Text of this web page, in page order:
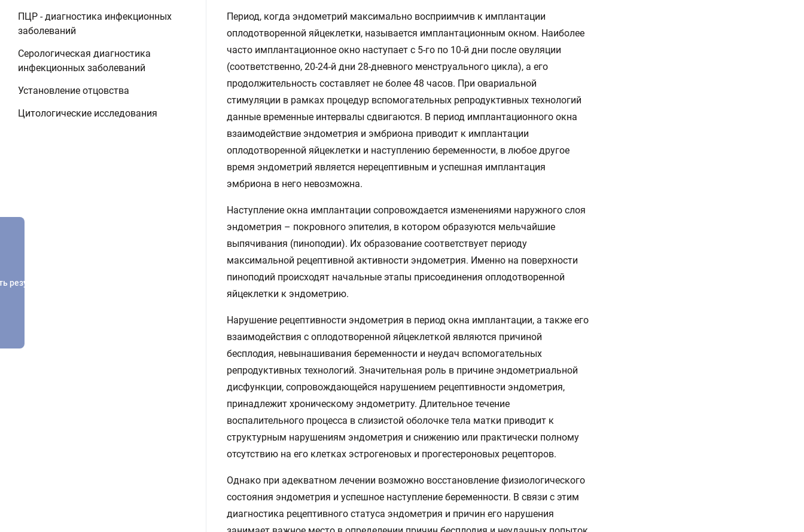
ПЦР - диагностика инфекционных
заболеваний
Серологическая диагностика
инфекционных заболеваний
Установление отцовства
Цитологические исследования
Период, когда эндометрий максимально восприимчив к имплантации
оплодотворенной яйцеклетки, называется имплантационным окном. Наиболее
часто имплантационное окно наступает с 5-го по 10-й дни после овуляции
(соответственно, 20-24-й дни 28-дневного менструального цикла), а его
продолжительность составляет не более 48 часов. При овариальной
стимуляции в рамках процедур вспомогательных репродуктивных технологий
данные временные интервалы сдвигаются. В период имплантационного окна
взаимодействие эндометрия и эмбриона приводит к имплантации
оплодотворенной яйцеклетки и наступлению беременности, в любое другое
время эндометрий является нерецептивным и успешная имплантация
эмбриона в него невозможна.
Наступление окна имплантации сопровождается изменениями наружного слоя
эндометрия – покровного эпителия, в котором образуются мельчайшие
выпячивания (пиноподии). Их образование соответствует периоду
максимальной рецептивной активности эндометрия. Именно на поверхности
пиноподий происходят начальные этапы присоединения оплодотворенной
яйцеклетки к эндометрию.
Нарушение рецептивности эндометрия в период окна имплантации, а также его
взаимодействия с оплодотворенной яйцеклеткой являются причиной
бесплодия, невынашивания беременности и неудач вспомогательных
репродуктивных технологий. Значительная роль в причине эндометриальной
дисфункции, сопровождающейся нарушением рецептивности эндометрия,
принадлежит хроническому эндометриту. Длительное течение
воспалительного процесса в слизистой оболочке тела матки приводит к
структурным нарушениям эндометрия и снижению или практически полному
отсутствию на его клетках эстрогеновых и прогестероновых рецепторов.
Однако при адекватном лечении возможно восстановление физиологического
состояния эндометрия и успешное наступление беременности. В связи с этим
диагностика рецептивного статуса эндометрия и причин его нарушения
результатов